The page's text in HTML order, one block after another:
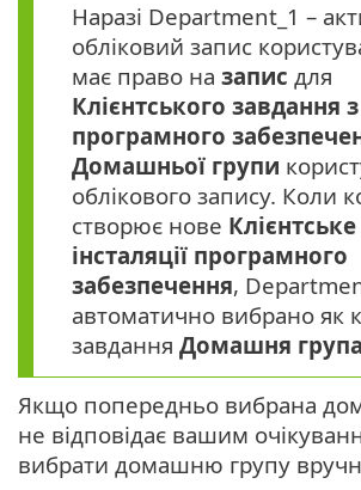
Наразі Department_1 –
обліковий запис
має право на запис для
Клієнтського завдання з
програмного
Домашньої групи
облікового запису. Коли
створює нове
інсталяції програмного
забезпечення,
автоматично вибрано як
завдання Домашня група
Якщо попередньо вибрана
не відповідає вашим
вибрати домашню групу